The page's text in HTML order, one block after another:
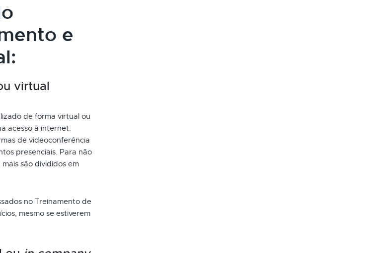
e
virtual
de forma virtual ou
acesso à internet.
de videoconferência
presenciais. Para não
são divididos em
no Treinamento de
mesmo se estiverem